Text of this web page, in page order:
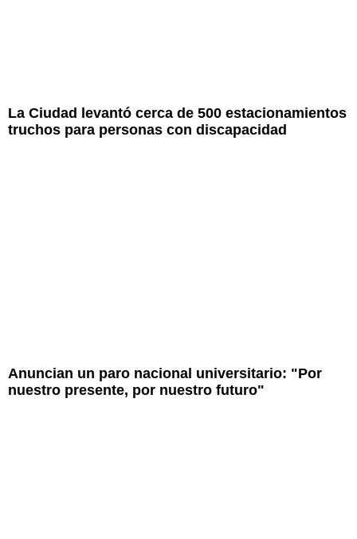
La Ciudad levantó cerca de 500 estacionamientos
truchos para personas con discapacidad
Anuncian un paro nacional universitario: "Por
nuestro presente, por nuestro futuro"